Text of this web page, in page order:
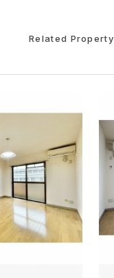
Related Property